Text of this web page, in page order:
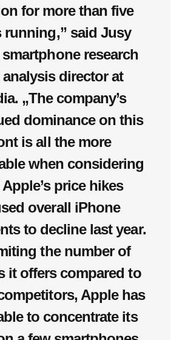
for more than five
running,” said Jusy
research
director at
„The company’s
dominance on this
is all the more
when considering
price hikes
overall iPhone
to decline last year.
the number of
it offers compared to
Apple has
to concentrate its